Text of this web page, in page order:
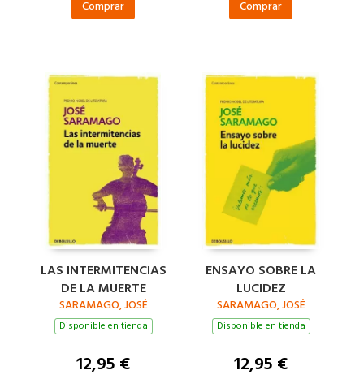
Comprar Comprar
LAS INTERMITENCIAS
DE LA MUERTE
SARAMAGO, JOSÉ
Disponible en tienda
12,95 €
ENSAYO SOBRE LA
LUCIDEZ
SARAMAGO, JOSÉ
Disponible en tienda
12,95 €